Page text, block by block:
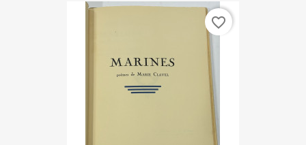
favorite_border